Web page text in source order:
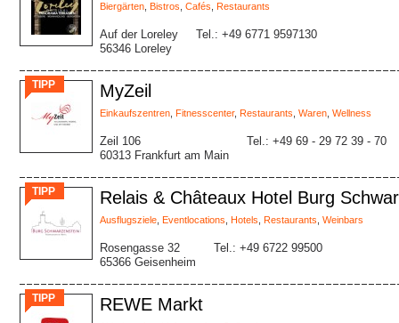
Biergärten Bistros Cafés Restaurants
Auf der Loreley
56346 Loreley
Tel.: +49 6771 9597130
TIPP MyZeil
Einkaufszentren Fitnesscenter, Restaurants Waren Wellness
Zeil 106
60313 Frankfurt am Main
Tel.: +49 69 - 29 72 39 - 70
TIPP Relais & Châteaux Hotel Burg
Ausflugsziele Eventlocations Hotels Restaurants Weinbars
Rosengasse 32
65366 Geisenheim
Tel.: +49 6722 99500
TIPP REWE Markt